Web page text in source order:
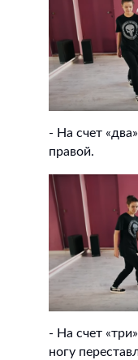
- На счет
правой.
- На счет
ногу